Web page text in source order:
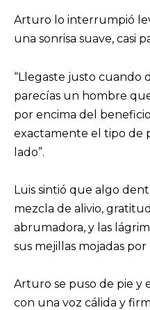
Arturo lo interrumpió
una sonrisa suave, casi
“Llegaste justo cuando
parecías un hombre
por encima del
exactamente el tipo de
lado”.
Luis sintió que algo
mezcla de alivio,
abrumadora, y las
sus mejillas mojadas por
Arturo se puso de pie y
con una voz cálida y